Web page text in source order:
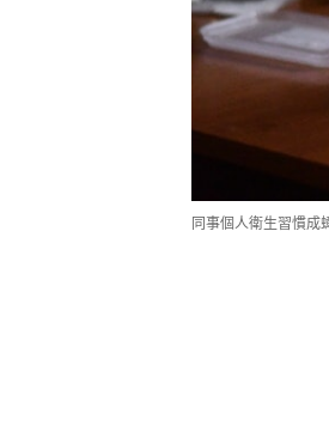
同事個人衛生習慣成